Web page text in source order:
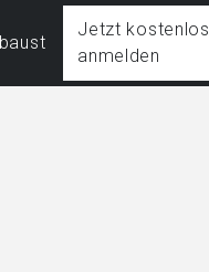
Jetzt kostenlos
anmelden